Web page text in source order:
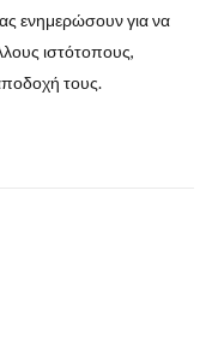
ενημερώσουν για να
ιστότοπους,
τους.